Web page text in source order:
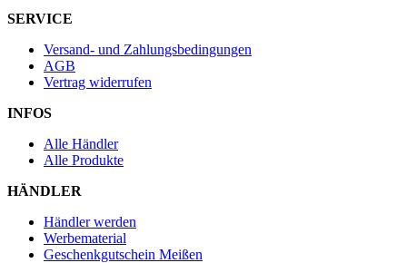
SERVICE
Versand- und Zahlungsbedingungen
AGB
Vertrag widerrufen
INFOS
Alle Händler
Alle Produkte
HÄNDLER
Händler werden
Werbematerial
Geschenkgutschein Meißen